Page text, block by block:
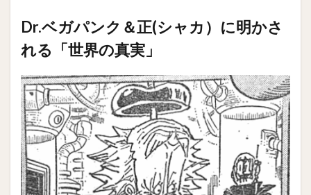
Dr.ベガパンク＆正(シャカ）に明かさ
れる「世界の真実」